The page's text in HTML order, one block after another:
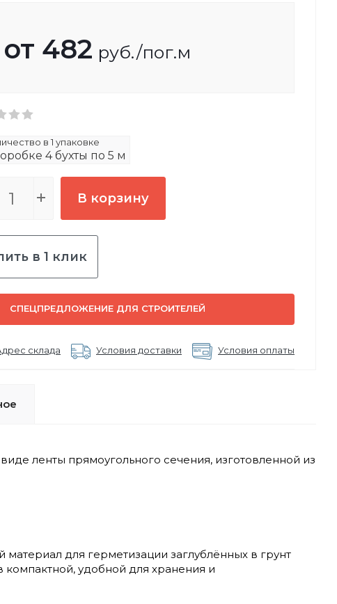
от 482 руб./пог.м
в 1 упаковке
4 бухты по 5 м
В корзину
в 1 клик
СПЕЦПРЕДЛОЖЕНИЕ ДЛЯ СТРОИТЕЛЕЙ
склада Условия доставки Условия оплаты
ленты прямоугольного сечения, изготовленной из
для герметизации заглублённых в грунт
компактной, удобной для хранения и